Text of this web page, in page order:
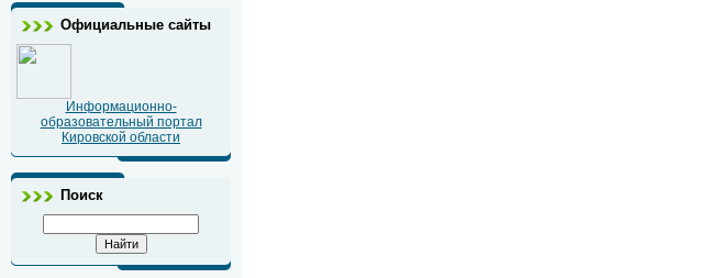
Официальные сайты
Информационно-
образовательный портал
Кировской области
Поиск